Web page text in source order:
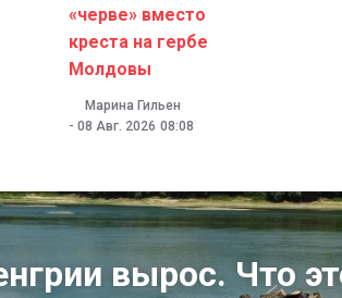
«черве» вместо
креста на гербе
Молдовы
Марина Гильен
- 08 Авг. 2026 08:08
вырос. Что